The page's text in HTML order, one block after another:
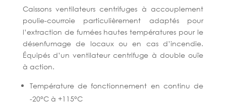
Caissons ventilateurs centrifuges à accouplement
poulie-courroie particulièrement adaptés pour
l’extraction de fumées hautes températures pour le
désenfumage de locaux ou en cas d’incendie.
Équipés d’un ventilateur centrifuge à double ouïe
à action.
Température de fonctionnement en continu de
-20°C à +115°C